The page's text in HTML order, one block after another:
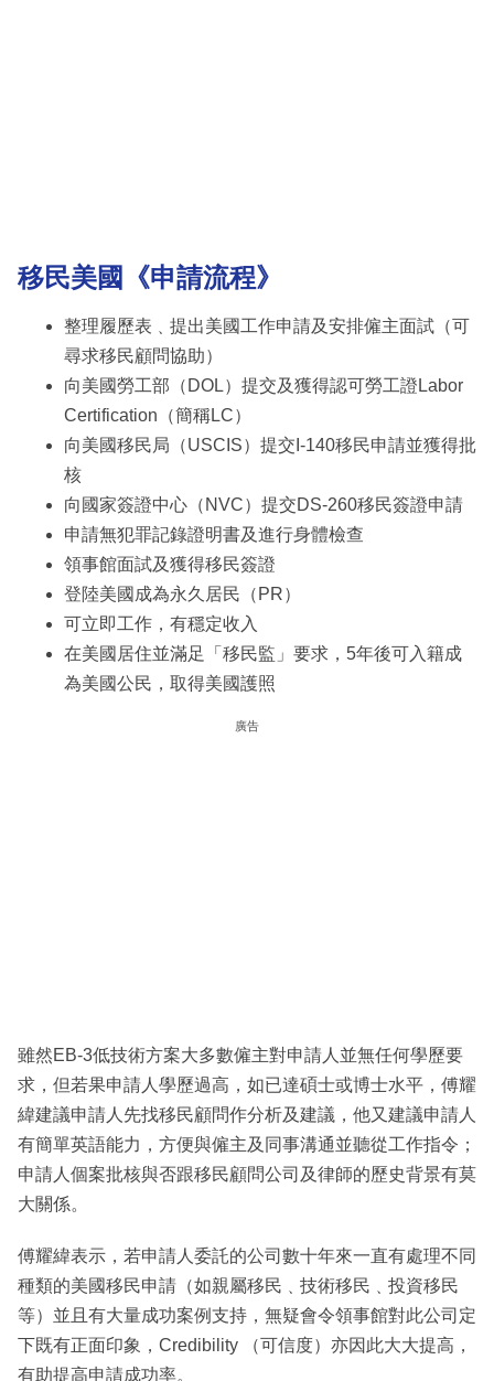
移民美國《申請流程》
整理履歷表﹑提出美國工作申請及安排僱主面試（可
尋求移民顧問協助）
向美國勞工部（DOL）提交及獲得認可勞工證Labor
Certification（簡稱LC）
向美國移民局（USCIS）提交I-140移民申請並獲得批
核
向國家簽證中心（NVC）提交DS-260移民簽證申請
申請無犯罪記錄證明書及進行身體檢查
領事館面試及獲得移民簽證
登陸美國成為永久居民（PR）
可立即工作，有穩定收入
在美國居住並滿足「移民監」要求，5年後可入籍成
為美國公民，取得美國護照
廣告
雖然EB-3低技術方案大多數僱主對申請人並無任何學歷要
求，但若果申請人學歷過高，如已達碩士或博士水平，傅耀
緯建議申請人先找移民顧問作分析及建議，他又建議申請人
有簡單英語能力，方便與僱主及同事溝通並聽從工作指令；
申請人個案批核與否跟移民顧問公司及律師的歷史背景有莫
大關係。
傅耀緯表示，若申請人委託的公司數十年來一直有處理不同
種類的美國移民申請（如親屬移民﹑技術移民﹑投資移民
等）並且有大量成功案例支持，無疑會令領事館對此公司定
下既有正面印象，Credibility （可信度）亦因此大大提高，
有助提高申請成功率。